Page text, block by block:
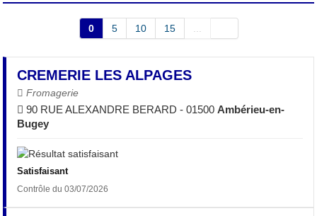
0 5 10 15
CREMERIE LES ALPAGES
Fromagerie
90 RUE ALEXANDRE BERARD - 01500Ambérieu-en-
Bugey
Satisfaisant
Contrôle du 03/07/2026